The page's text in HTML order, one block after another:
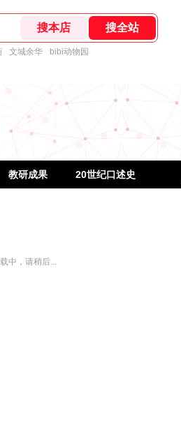
文城余华 bibi动物园
教研成果 20世纪口述史
中，请稍后...